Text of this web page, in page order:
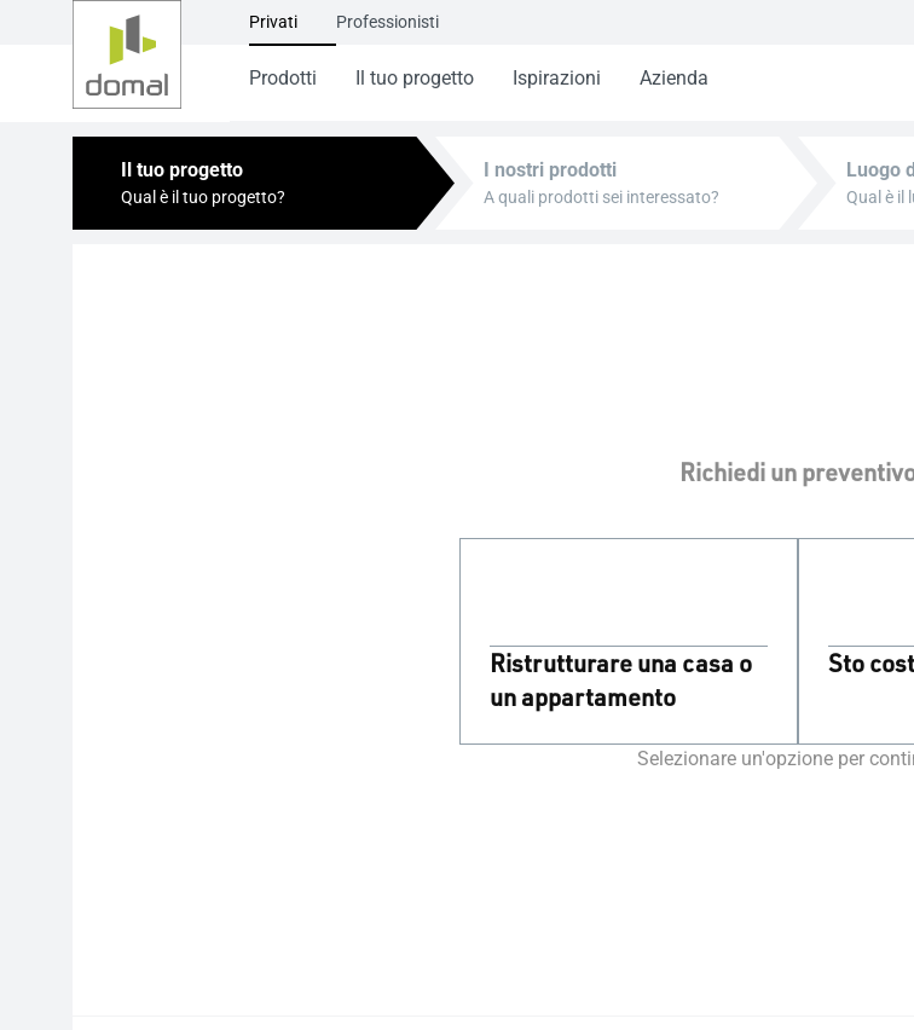
Privati Professionisti
Prodotti Il tuo progetto Ispirazioni Azienda
Il tuo progetto I nostri prodotti Luogo
Richiedi un
Selezionare un'opzione per
Ristrutturare una casa o
un appartamento
Sto